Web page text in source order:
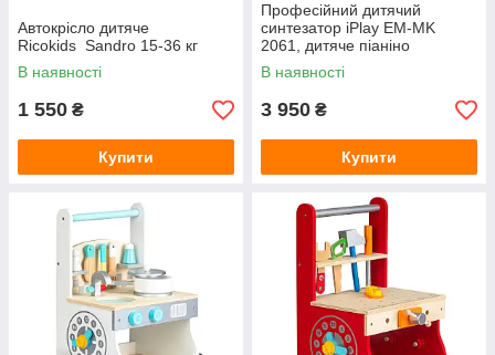
Автокрісло дитяче
Ricokids Sandro 15-36 кг
В наявності
1 550 ₴
Купити
Професійний дитячий
синтезатор iPlay EM-MK
2061, дитяче піаніно
В наявності
3 950 ₴
Купити